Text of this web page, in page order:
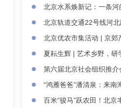
北京水系焕新记：一条
北京轨道交通22号线河
夏耘生辉 | 艺术乡野，研
第六届北京社会组织推
“鸿雁爸爸”潘清泉：来南
百米“骏马”跃农田！北京